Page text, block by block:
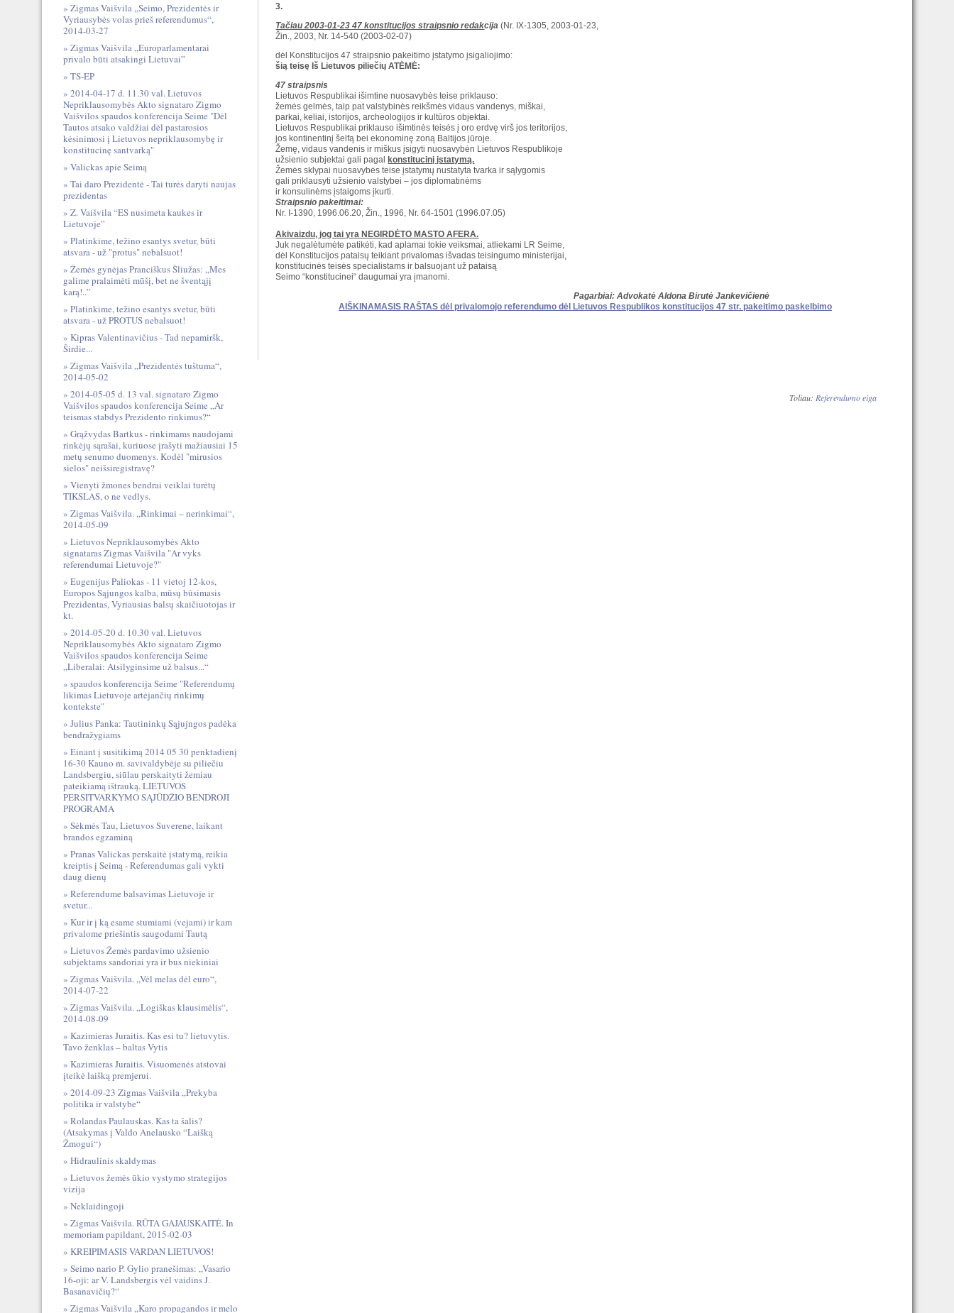
3.
Tačiau 2003-01-23 47 konstitucijos straipsnio redakcija (Nr. IX-1305, 2003-01-23,
Žin., 2003, Nr. 14-540 (2003-02-07)
dėl Konstitucijos 47 straipsnio pakeitimo įstatymo įsigaliojimo:
šią teisę Iš Lietuvos piliečių ATĖMĖ:
47 straipsnis
Lietuvos Respublikai išimtine nuosavybės teise priklauso:
žemės gelmės, taip pat valstybinės reikšmės vidaus vandenys, miškai,
parkai, keliai, istorijos, archeologijos ir kultūros objektai.
Lietuvos Respublikai priklauso išimtinės teisės į oro erdvę virš jos teritorijos,
jos kontinentinį šelfą bei ekonominę zoną Baltijos jūroje.
Žemę, vidaus vandenis ir miškus įsigyti nuosavybėn Lietuvos Respublikoje
užsienio subjektai gali pagalkonstitucinį įstatymą.
Žemės sklypai nuosavybės teise įstatymų nustatyta tvarka ir sąlygomis
gali priklausyti užsienio valstybei – jos diplomatinėms
ir konsulinėms įstaigoms įkurti.
Straipsnio pakeitimai:
Nr. I-1390, 1996.06.20, Žin., 1996, Nr. 64-1501 (1996.07.05)
Akivaizdu, jog tai yra NEGIRDĖTO MASTO AFERA.
Juk negalėtumėte patikėti, kad aplamai tokie veiksmai, atliekami LR Seime,
dėl Konstitucijos pataisų teikiant privalomas išvadas teisingumo ministerijai,
konstitucinės teisės specialistams ir balsuojant už pataisą
Seimo “konstitucinei“ daugumai yra įmanomi.
Pagarbiai: Advokatė Aldona Birutė Jankevičienė
AIŠKINAMASIS RAŠTAS dėl privalomojo referendumo dėl Lietuvos Respublikos konstitucijos 47 str. pakeitimo paskelbimo
Zigmas Vaišvila „Seimo, Prezidentės ir
Vyriausybės volas prieš referendumus“,
2014-03-27
Zigmas Vaišvila „Europarlamentarai
privalo būti atsakingi Lietuvai”
TS-EP
2014-04-17 d. 11.30 val. Lietuvos
Nepriklausomybės Akto signataro Zigmo
Vaišvilos spaudos konferencija Seime "Dėl
Tautos atsako valdžiai dėl pastarosios
kėsinimosi į Lietuvos nepriklausomybę ir
konstitucinę santvarką"
Valickas apie Seimą
Tai daro Prezidentė - Tai turės daryti naujas
prezidentas
Z. Vaišvila “ES nusimeta kaukes ir
Lietuvoje”
Platinkime, težino esantys svetur, būti
atsvara - už "protus" nebalsuot!
Žemės gynėjas Pranciškus Šliužas: „Mes
galime pralaimėti mūšį, bet ne šventąjį
karą!..”
Platinkime, težino esantys svetur, būti
atsvara - už PROTUS nebalsuot!
Kipras Valentinavičius - Tad nepamiršk,
Širdie...
Zigmas Vaišvila „Prezidentės tuštuma“,
2014-05-02
2014-05-05 d. 13 val. signataro Zigmo
Vaišvilos spaudos konferencija Seime „Ar
teismas stabdys Prezidento rinkimus?“
Grąžvydas Bartkus - rinkimams naudojami
rinkėjų sąrašai, kuriuose įrašyti mažiausiai 15
metų senumo duomenys. Kodėl "mirusios
sielos" neišsiregistravę?
Vienyti žmones bendrai veiklai turėtų
TIKSLAS, o ne vedlys.
Zigmas Vaišvila. „Rinkimai – nerinkimai“,
2014-05-09
Lietuvos Nepriklausomybės Akto
signataras Zigmas Vaišvila "Ar vyks
referendumai Lietuvoje?"
Eugenijus Paliokas - 11 vietoj 12-kos,
Europos Sąjungos kalba, mūsų būsimasis
Prezidentas, Vyriausias balsų skaičiuotojas ir
kt.
2014-05-20 d. 10.30 val. Lietuvos
Nepriklausomybės Akto signataro Zigmo
Vaišvilos spaudos konferencija Seime
„Liberalai: Atsilyginsime už balsus...“
spaudos konferencija Seime "Referendumų
likimas Lietuvoje artėjančių rinkimų
kontekste"
Julius Panka: Tautininkų Sąjujngos padėka
bendražygiams
Einant į susitikimą 2014 05 30 penktadienį
16-30 Kauno m. savivaldybėje su piliečiu
Landsbergiu, siūlau perskaityti žemiau
pateikiamą ištrauką. LIETUVOS
PERSITVARKYMO SĄJŪDŽIO BENDROJI
PROGRAMA
Sėkmės Tau, Lietuvos Suverene, laikant
brandos egzaminą
Pranas Valickas perskaitė įstatymą, reikia
kreiptis į Seimą - Referendumas gali vykti
daug dienų
Referendume balsavimas Lietuvoje ir
svetur...
Kur ir į ką esame stumiami (vejami) ir kam
privalome priešintis saugodami Tautą
Lietuvos Žemės pardavimo užsienio
subjektams sandoriai yra ir bus niekiniai
Zigmas Vaišvila. „Vėl melas dėl euro“,
2014-07-22
Zigmas Vaišvila. „Logiškas klausimėlis“,
2014-08-09
Kazimieras Juraitis. Kas esi tu? lietuvytis.
Tavo ženklas – baltas Vytis
Kazimieras Juraitis. Visuomenės atstovai
įteikė laišką premjerui.
2014-09-23 Zigmas Vaišvila „Prekyba
politika ir valstybe“
Rolandas Paulauskas. Kas ta šalis?
(Atsakymas į Valdo Anelausko “Laišką
Žmogui“)
Hidraulinis skaldymas
Lietuvos žemės ūkio vystymo strategijos
vizija
Neklaidingoji
Zigmas Vaišvila. RŪTA GAJAUSKAITĖ. In
memoriam papildant, 2015-02-03
KREIPIMASIS VARDAN LIETUVOS!
Seimo nario P. Gylio pranešimas: „Vasario
16-oji: ar V. Landsbergis vėl vaidins J.
Basanavičių?“
Zigmas Vaišvila „Karo propagandos ir melo
Toliau: Referendumo eiga